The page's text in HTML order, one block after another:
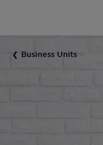
Business Units